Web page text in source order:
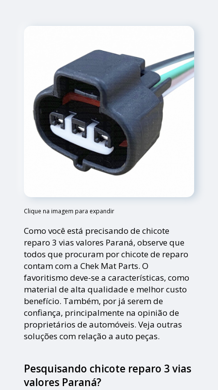
Clique na imagem para expandir
Como você está precisando de chicote
reparo 3 vias valores Paraná, observe que
todos que procuram por chicote de reparo
contam com a Chek Mat Parts. O
favoritismo deve-se a características, como
material de alta qualidade e melhor custo
benefício. Também, por já serem de
confiança, principalmente na opinião de
proprietários de automóveis. Veja outras
soluções com relação a auto peças.
Pesquisando chicote reparo 3 vias
valores Paraná?